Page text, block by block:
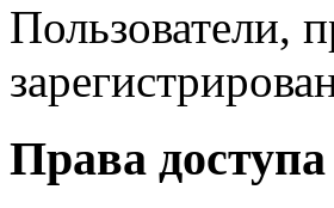
Пользователи,
Права доступа